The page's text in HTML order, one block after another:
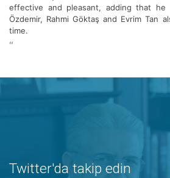
effective and pleasant, adding that
Özdemir, Rahmi Göktaş and Evrim Tan
time.
“
Twitter'da takip edin